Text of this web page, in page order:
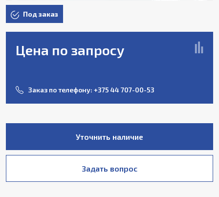
Под заказ
Цена по запросу
Заказ по телефону: +375 44 707-00-53
Уточнить наличие
Задать вопрос